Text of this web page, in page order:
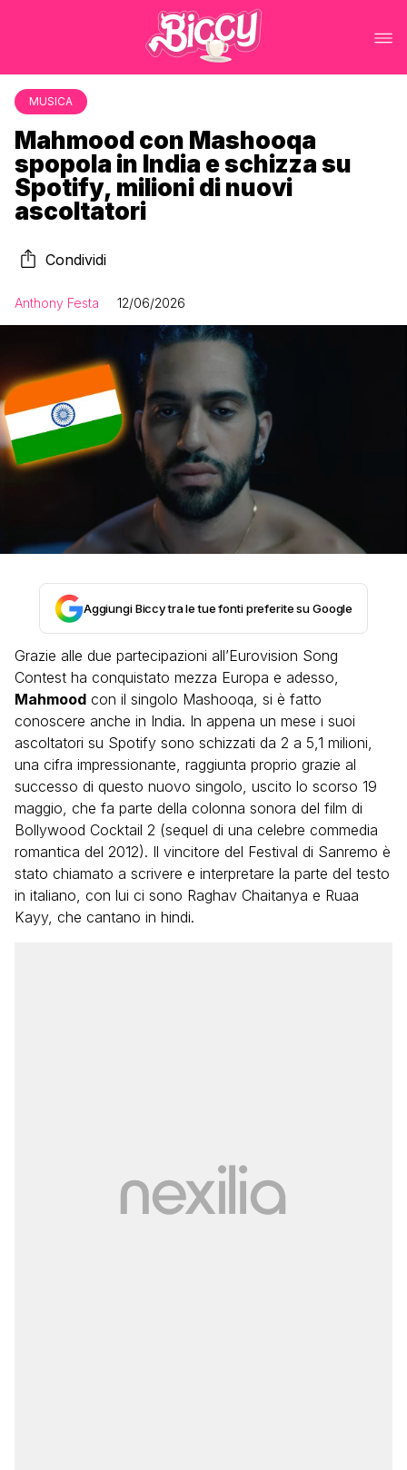
MUSICA
Mahmood con Mashooqa
spopola in India e schizza su
Spotify, milioni di nuovi
ascoltatori
Condividi
Anthony Festa 12/06/2026
Aggiungi Biccy tra le tue fonti preferite su Google
Grazie alle due partecipazioni all’Eurovision Song
Contest ha conquistato mezza Europa e adesso,
Mahmood con il singolo Mashooqa, si è fatto
conoscere anche in India. In appena un mese i suoi
ascoltatori su Spotify sono schizzati da 2 a 5,1 milioni,
una cifra impressionante, raggiunta proprio grazie al
successo di questo nuovo singolo, uscito lo scorso 19
maggio, che fa parte della colonna sonora del film di
Bollywood Cocktail 2 (sequel di una celebre commedia
romantica del 2012). Il vincitore del Festival di Sanremo è
stato chiamato a scrivere e interpretare la parte del testo
in italiano, con lui ci sono Raghav Chaitanya e Ruaa
Kayy, che cantano in hindi.